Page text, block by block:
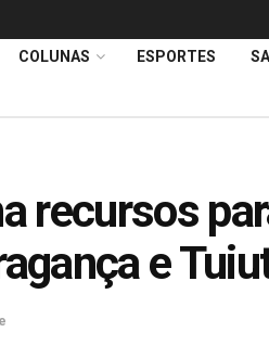
COLUNAS ESPORTES
recursos
e